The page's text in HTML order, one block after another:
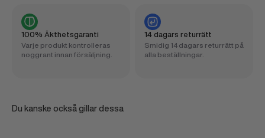
100% Äkthetsgaranti
Varje produkt kontrolleras
noggrant innan försäljning.
14 dagars returrätt
Smidig 14 dagars returrätt på
alla beställningar.
Du kanske också gillar dessa